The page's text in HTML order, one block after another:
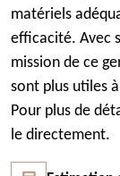
matériels
efficacité. Avec
mission de ce
sont plus utiles
Pour plus de
le directement.